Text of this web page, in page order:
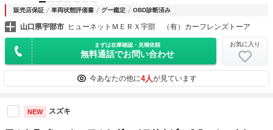
販売店保証 車両状態評価書 グー鑑定 OBD診断済み
山口県宇部市 ヒューネットＭＥＲＸ宇部 （有）カーフレンズトーア
まずは在庫確認・見積依頼
無料通話でお問い合わせ
お気に入り
今あなたの他に4人が見ています
NEW スズキ